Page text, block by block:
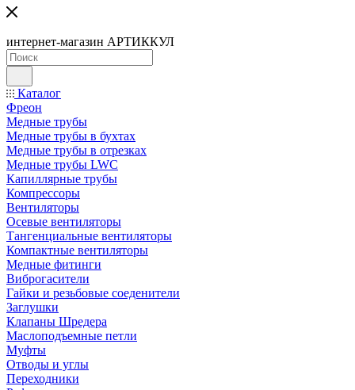
интернет-магазин АРТИККУЛ
Каталог
Фреон
Медные трубы
Медные трубы в бухтах
Медные трубы в отрезках
Медные трубы LWC
Капиллярные трубы
Компрессоры
Вентиляторы
Осевые вентиляторы
Тангенциальные вентиляторы
Компактные вентиляторы
Медные фитинги
Виброгасители
Гайки и резьбовые соеденители
Заглушки
Клапаны Шредера
Маслоподъемные петли
Муфты
Отводы и углы
Переходники